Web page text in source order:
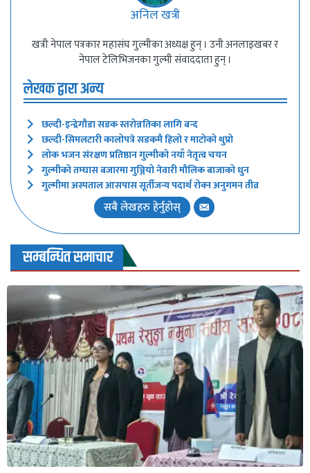
अनिल खत्री
खत्री नेपाल पत्रकार महासंघ गुल्मीका अध्यक्ष हुन् । उनी अनलाइखबर र
नेपाल टेलिभिजनका गुल्मी संवाददाता हुन् ।
लेखक द्वारा अन्य
छल्दी-इन्द्रेगौडा सडक स्तरोन्नतिका लागि बन्द
छल्दी-सिमलटारी कालोपत्रे सडकमै हिलो र माटोको थुप्रो
लोक भजन संरक्षण प्रतिष्ठान गुल्मीको नयाँ नेतृत्व चयन
गुल्मीको तम्घास बजारमा गुञ्जियो नेवारी मौलिक बाजाको धुन
गुल्मीमा अस्पताल आसपास सूर्तीजन्य पदार्थ रोक्न अनुगमन तीव्र
सबै लेखहरु हेर्नुहोस्
सम्बन्धित समाचार